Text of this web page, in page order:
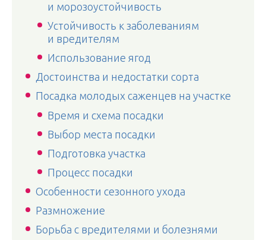
и морозоустойчивость
Устойчивость к заболеваниям
и вредителям
Использование ягод
Достоинства и недостатки сорта
Посадка молодых саженцев на участке
Время и схема посадки
Выбор места посадки
Подготовка участка
Процесс посадки
Особенности сезонного ухода
Размножение
Борьба с вредителями и болезнями